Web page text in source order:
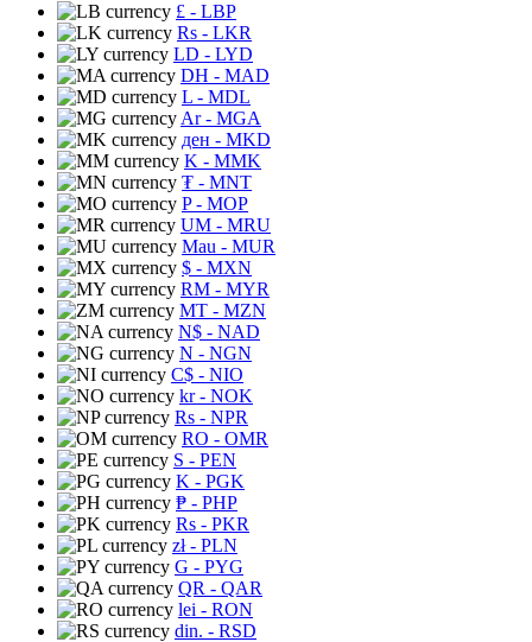
£ - LBP
Rs - LKR
LD - LYD
DH - MAD
L - MDL
Ar- MGA
ден - MKD
K - MMK
₮ - MNT
P- MOP
UM - MRU
Mau - MUR
$ - MXN
RM - MYR
MT - MZN
N$ - NAD
N - NGN
C$ - NIO
kr- NOK
Rs - NPR
RO - OMR
S - PEN
K - PGK
₱ - PHP
Rs - PKR
zł- PLN
G - PYG
QR - QAR
lei - RON
din. - RSD